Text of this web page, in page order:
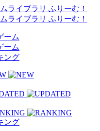
ーム
ーム
ング
ング